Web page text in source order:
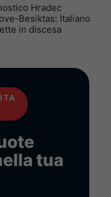
Hradec
Besiktas: Italiano
in discesa
tua